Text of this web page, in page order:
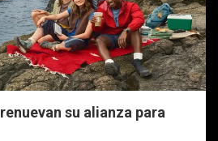
su alianza para